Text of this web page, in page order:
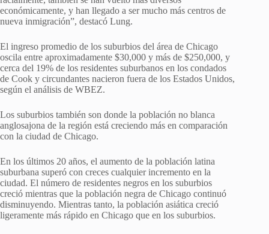
económicamente, y han llegado a ser mucho más centros de
nueva inmigración”, destacó Lung.
El ingreso promedio de los suburbios del área de Chicago
oscila entre aproximadamente $30,000 y más de $250,000, y
cerca del 19% de los residentes suburbanos en los condados
de Cook y circundantes nacieron fuera de los Estados Unidos,
según el análisis de WBEZ.
Los suburbios también son donde la población no blanca
anglosajona de la región está creciendo más en comparación
con la ciudad de Chicago.
En los últimos 20 años, el aumento de la población latina
suburbana superó con creces cualquier incremento en la
ciudad. El número de residentes negros en los suburbios
creció mientras que la población negra de Chicago continuó
disminuyendo. Mientras tanto, la población asiática creció
ligeramente más rápido en Chicago que en los suburbios.